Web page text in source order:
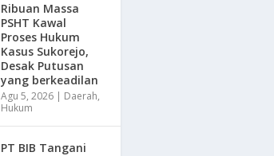
Ribuan Massa
PSHT Kawal
Proses Hukum
Kasus Sukorejo,
Desak Putusan
yang berkeadilan
Agu 5, 2026| Daerah,
Hukum
PT BIB Tangani